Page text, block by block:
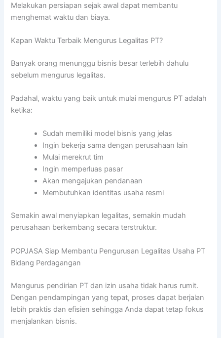
Melakukan persiapan sejak awal dapat membantu
menghemat waktu dan biaya.
Kapan Waktu Terbaik Mengurus Legalitas PT?
Banyak orang menunggu bisnis besar terlebih dahulu
sebelum mengurus legalitas.
Padahal, waktu yang baik untuk mulai mengurus PT adalah
ketika:
Sudah memiliki model bisnis yang jelas
Ingin bekerja sama dengan perusahaan lain
Mulai merekrut tim
Ingin memperluas pasar
Akan mengajukan pendanaan
Membutuhkan identitas usaha resmi
Semakin awal menyiapkan legalitas, semakin mudah
perusahaan berkembang secara terstruktur.
POPJASA Siap Membantu Pengurusan Legalitas Usaha PT
Bidang Perdagangan
Mengurus pendirian PT dan izin usaha tidak harus rumit.
Dengan pendampingan yang tepat, proses dapat berjalan
lebih praktis dan efisien sehingga Anda dapat tetap fokus
menjalankan bisnis.